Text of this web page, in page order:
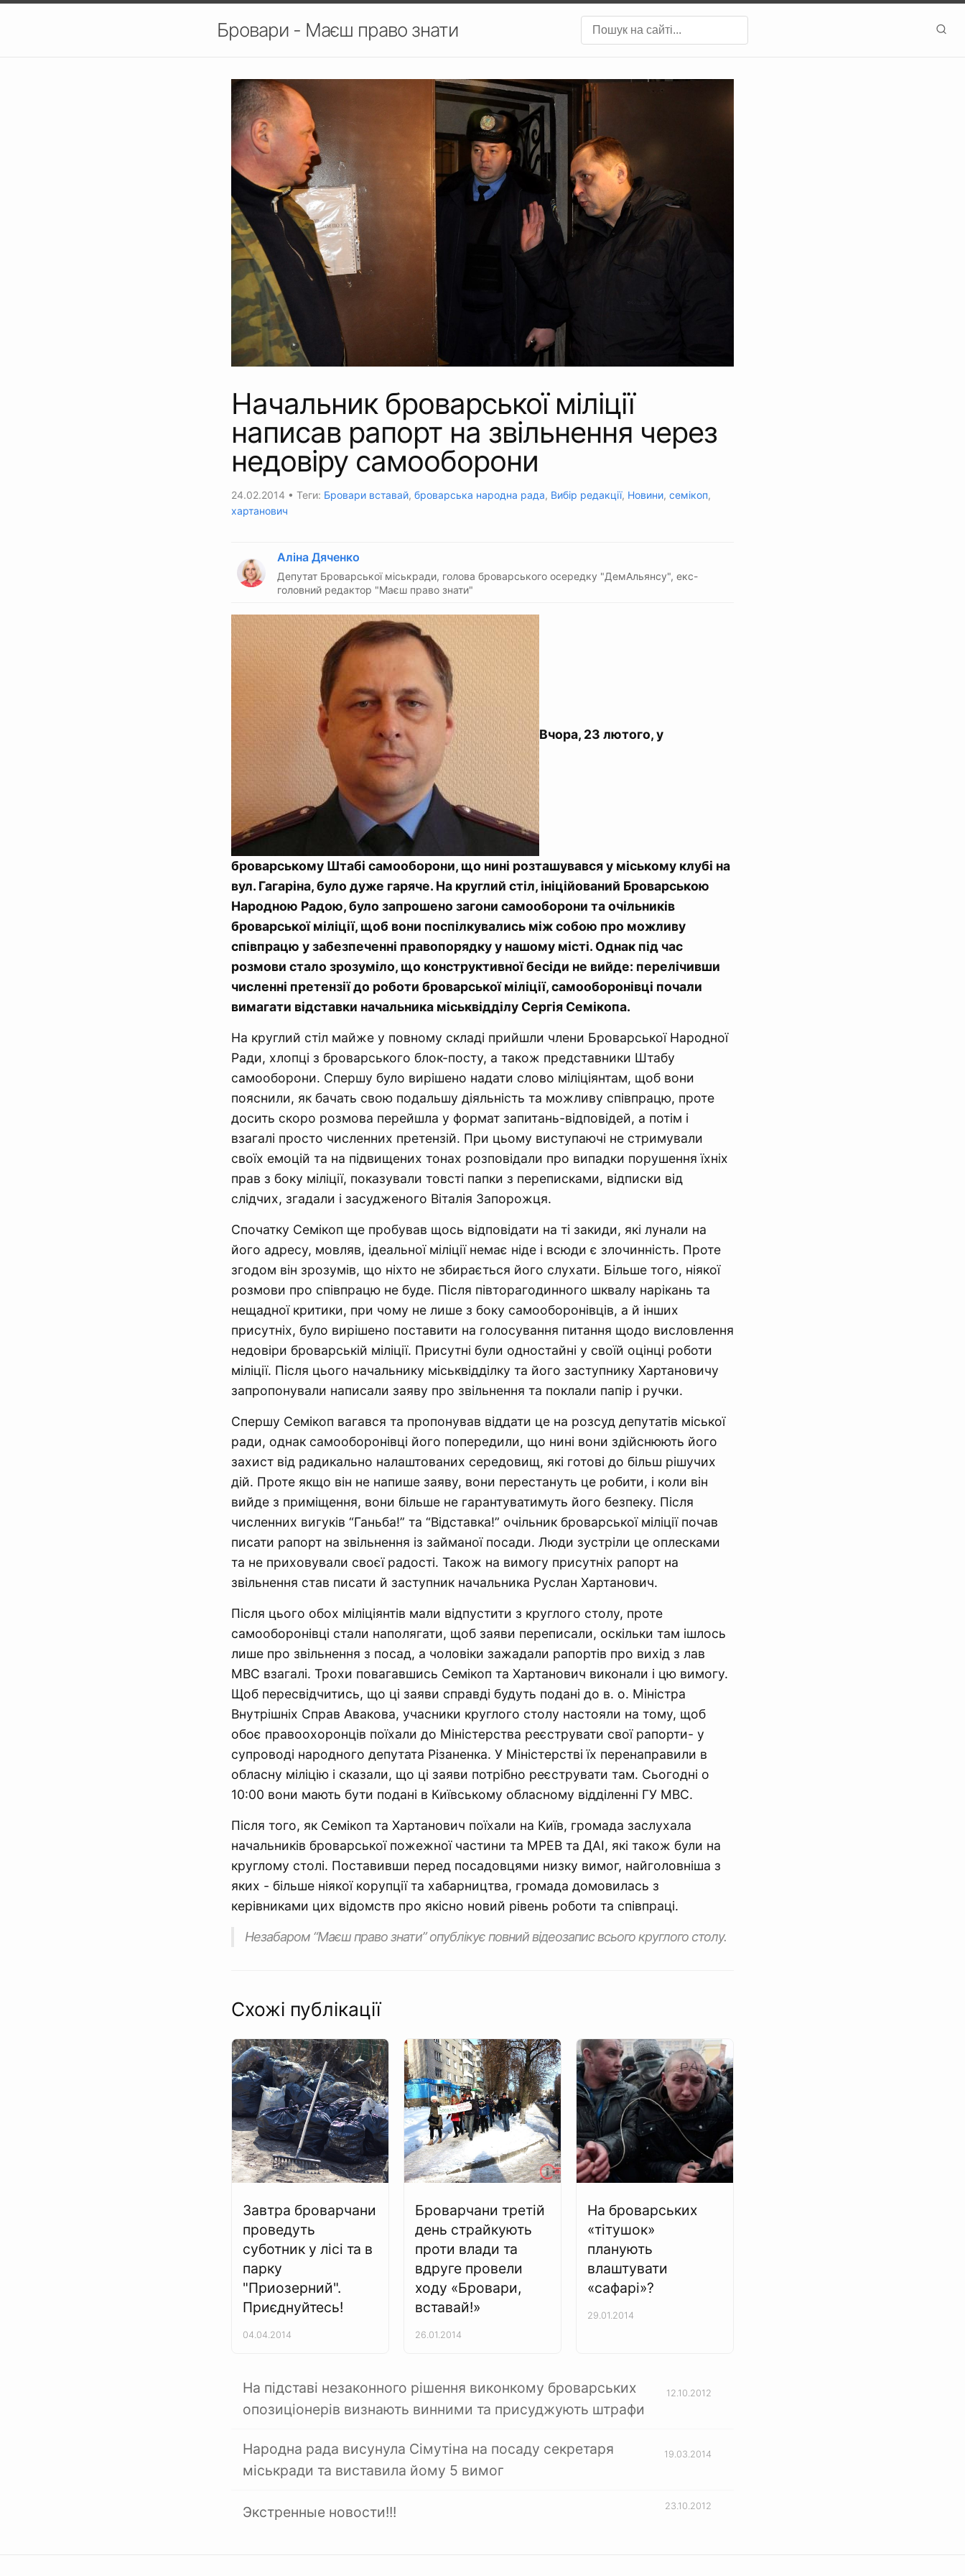
Бровари - Маєш право знати
Начальник броварської міліції
написав рапорт на звільнення через
недовіру самооборони
24.02.2014 • Теги: Бровари вставай, броварська народна рада, Вибір редакції, Новини, семікоп,
хартанович
Аліна Дяченко
Депутат Броварської міськради, голова броварського осередку "ДемАльянсу", екс-
головний редактор "Маєш право знати"
Вчора, 23 лютого, у
броварському Штабі самооборони, що нині розташувався у міському клубі на
вул. Гагаріна, було дуже гаряче. На круглий стіл, ініційований Броварською
Народною Радою, було запрошено загони самооборони та очільників
броварської міліції, щоб вони поспілкувались між собою про можливу
співпрацю у забезпеченні правопорядку у нашому місті. Однак під час
розмови стало зрозуміло, що конструктивної бесіди не вийде: перелічивши
численні претензії до роботи броварської міліції, самооборонівці почали
вимагати відставки начальника міськвідділу Сергія Семікопа.
На круглий стіл майже у повному складі прийшли члени Броварської Народної
Ради, хлопці з броварського блок-посту, а також представники Штабу
самооборони. Спершу було вирішено надати слово міліціянтам, щоб вони
пояснили, як бачать свою подальшу діяльність та можливу співпрацю, проте
досить скоро розмова перейшла у формат запитань-відповідей, а потім і
взагалі просто численних претензій. При цьому виступаючі не стримували
своїх емоцій та на підвищених тонах розповідали про випадки порушення їхніх
прав з боку міліції, показували товсті папки з переписками, відписки від
слідчих, згадали і засудженого Віталія Запорожця.
Спочатку Семікоп ще пробував щось відповідати на ті закиди, які лунали на
його адресу, мовляв, ідеальної міліції немає ніде і всюди є злочинність. Проте
згодом він зрозумів, що ніхто не збирається його слухати. Більше того, ніякої
розмови про співпрацю не буде. Після півторагодинного шквалу нарікань та
нещадної критики, при чому не лише з боку самооборонівців, а й інших
присутніх, було вирішено поставити на голосування питання щодо висловлення
недовіри броварській міліції. Присутні були одностайні у своїй оцінці роботи
міліції. Після цього начальнику міськвідділку та його заступнику Хартановичу
запропонували написали заяву про звільнення та поклали папір і ручки.
Спершу Семікоп вагався та пропонував віддати це на розсуд депутатів міської
ради, однак самооборонівці його попередили, що нині вони здійснюють його
захист від радикально налаштованих середовищ, які готові до більш рішучих
дій. Проте якщо він не напише заяву, вони перестануть це робити, і коли він
вийде з приміщення, вони більше не гарантуватимуть його безпеку. Після
численних вигуків “Ганьба!” та “Відставка!” очільник броварської міліції почав
писати рапорт на звільнення із займаної посади. Люди зустріли це оплесками
та не приховували своєї радості. Також на вимогу присутніх рапорт на
звільнення став писати й заступник начальника Руслан Хартанович.
Після цього обох міліціянтів мали відпустити з круглого столу, проте
самооборонівці стали наполягати, щоб заяви переписали, оскільки там ішлось
лише про звільнення з посад, а чоловіки зажадали рапортів про вихід з лав
МВС взагалі. Трохи повагавшись Семікоп та Хартанович виконали і цю вимогу.
Щоб пересвідчитись, що ці заяви справді будуть подані до в. о. Міністра
Внутрішніх Справ Авакова, учасники круглого столу настояли на тому, щоб
обоє правоохоронців поїхали до Міністерства реєструвати свої рапорти- у
супроводі народного депутата Різаненка. У Міністерстві їх перенаправили в
обласну міліцію і сказали, що ці заяви потрібно реєструвати там. Сьогодні о
10:00 вони мають бути подані в Київському обласному відділенні ГУ МВС.
Після того, як Семікоп та Хартанович поїхали на Київ, громада заслухала
начальників броварської пожежної частини та МРЕВ та ДАІ, які також були на
круглому столі. Поставивши перед посадовцями низку вимог, найголовніша з
яких - більше ніякої корупції та хабарництва, громада домовилась з
керівниками цих відомств про якісно новий рівень роботи та співпраці.
Незабаром “Маєш право знати” опублікує повний відеозапис всього круглого столу.
Схожі публікації
Завтра броварчани
проведуть
суботник у лісі та в
парку
"Приозерний".
Приєднуйтесь!
04.04.2014
Броварчани третій
день страйкують
проти влади та
вдруге провели
ходу «Бровари,
вставай!»
26.01.2014
На броварських
«тітушок»
планують
влаштувати
«сафарі»?
29.01.2014
На підставі незаконного рішення виконкому броварських
опозиціонерів визнають винними та присуджують штрафи
12.10.2012
Народна рада висунула Сімутіна на посаду секретаря
міськради та виставила йому 5 вимог
19.03.2014
Экстренные новости!!! 23.10.2012